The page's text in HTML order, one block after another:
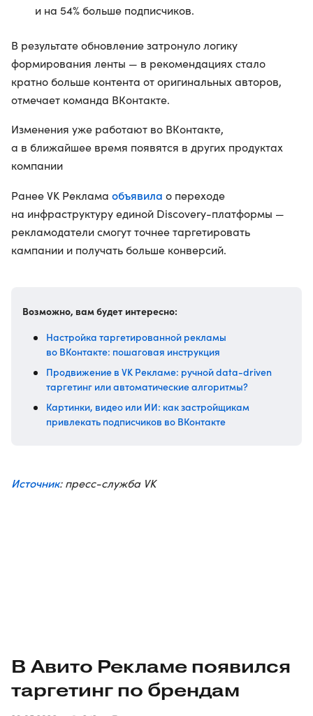
и на 54% больше подписчиков.
В результате обновление затронуло логику
формирования ленты — в рекомендациях стало
кратно больше контента от оригинальных авторов,
отмечает команда ВКонтакте.
Изменения уже работают во ВКонтакте,
а в ближайшее время появятся в других продуктах
компании
Ранее VK Реклама объявила о переходе
на инфраструктуру единой Discovery-платформы —
рекламодатели смогут точнее таргетировать
кампании и получать больше конверсий.
Возможно, вам будет интересно:
Настройка таргетированной рекламы
во ВКонтакте: пошаговая инструкция
Продвижение в VK Рекламе: ручной data-driven
таргетинг или автоматические алгоритмы?
Картинки, видео или ИИ: как застройщикам
привлекать подписчиков во ВКонтакте
Источник: пресс-служба VK
В Авито Рекламе появился
таргетинг по брендам